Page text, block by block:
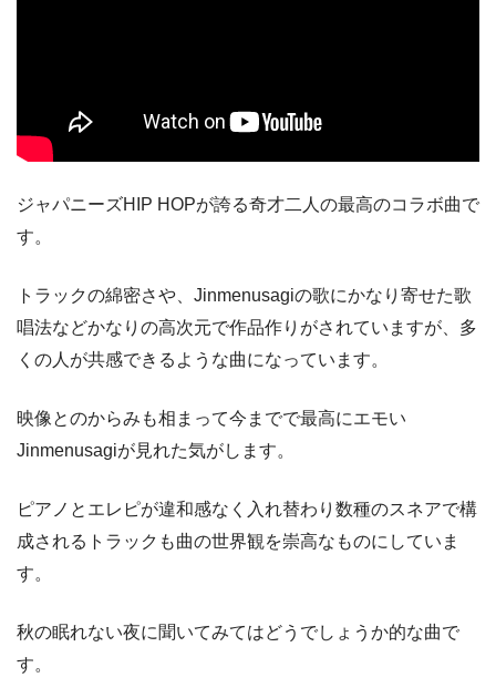
ジャパニーズHIP HOPが誇る奇才二人の最高のコラボ曲で
す。
トラックの綿密さや、Jinmenusagiの歌にかなり寄せた歌
唱法などかなりの高次元で作品作りがされていますが、多
くの人が共感できるような曲になっています。
映像とのからみも相まって今までで最高にエモい
Jinmenusagiが見れた気がします。
ピアノとエレピが違和感なく入れ替わり数種のスネアで構
成されるトラックも曲の世界観を崇高なものにしていま
す。
秋の眠れない夜に聞いてみてはどうでしょうか的な曲で
す。